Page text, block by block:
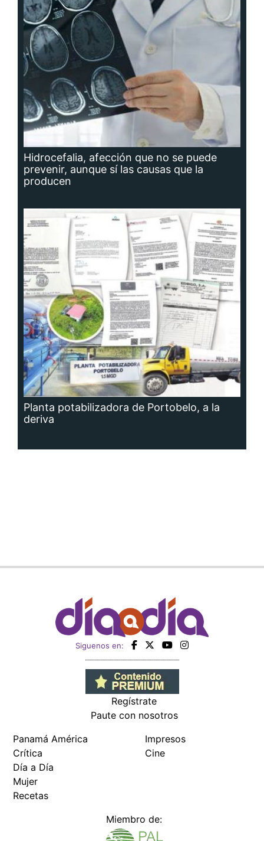
Hidrocefalia, afección que no se puede
prevenir, aunque sí las causas que la
producen
Planta potabilizadora de Portobelo, a la
deriva
Siguenos en:
Regístrate
Paute con nosotros
Panamá América
Crítica
Día a Día
Mujer
Recetas
Impresos
Cine
Miembro de: